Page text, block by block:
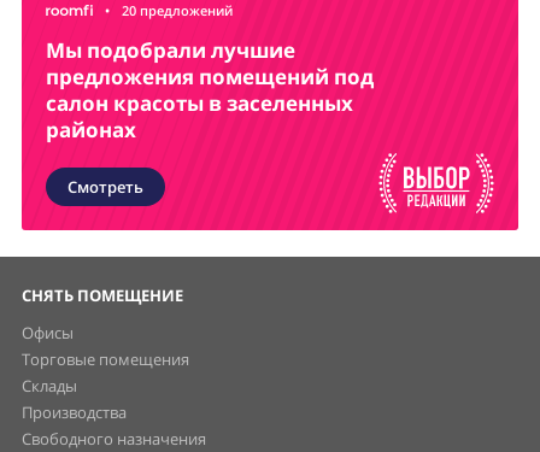
• 20 предложений
Мы подобрали лучшие
предложения помещений под
салон красоты в заселенных
районах
Смотреть
СНЯТЬ ПОМЕЩЕНИЕ
Офисы
Торговые помещения
Склады
Производства
Свободного назначения